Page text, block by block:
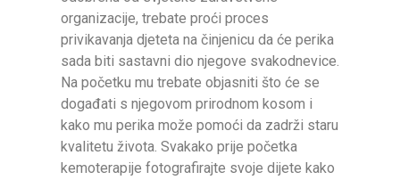
organizacije, trebate proći proces
privikavanja djeteta na činjenicu da će perika
sada biti sastavni dio njegove svakodnevice.
Na početku mu trebate objasniti što će se
događati s njegovom prirodnom kosom i
kako mu perika može pomoći da zadrži staru
kvalitetu života. Svakako prije početka
kemoterapije fotografirajte svoje dijete kako